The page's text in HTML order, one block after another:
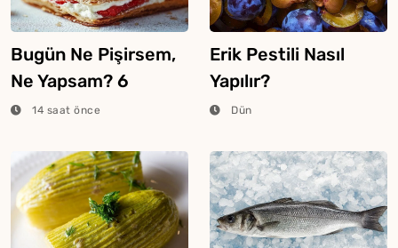
Bugün Ne Pişirsem,
Ne Yapsam? 6
Ağustos 2026
14 saat önce
Erik Pestili Nasıl
Yapılır?
Dün